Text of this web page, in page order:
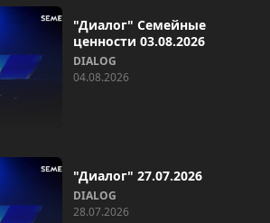
"Диалог" Семейные
ценности 03.08.2026
DIALOG
04.08.2026
"Диалог" 27.07.2026
DIALOG
28.07.2026